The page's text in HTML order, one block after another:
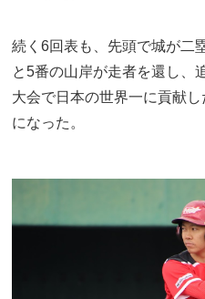
続く6回表も、先頭で城が二
と5番の山岸が走者を還し、
大会で日本の世界一に貢献
になった。